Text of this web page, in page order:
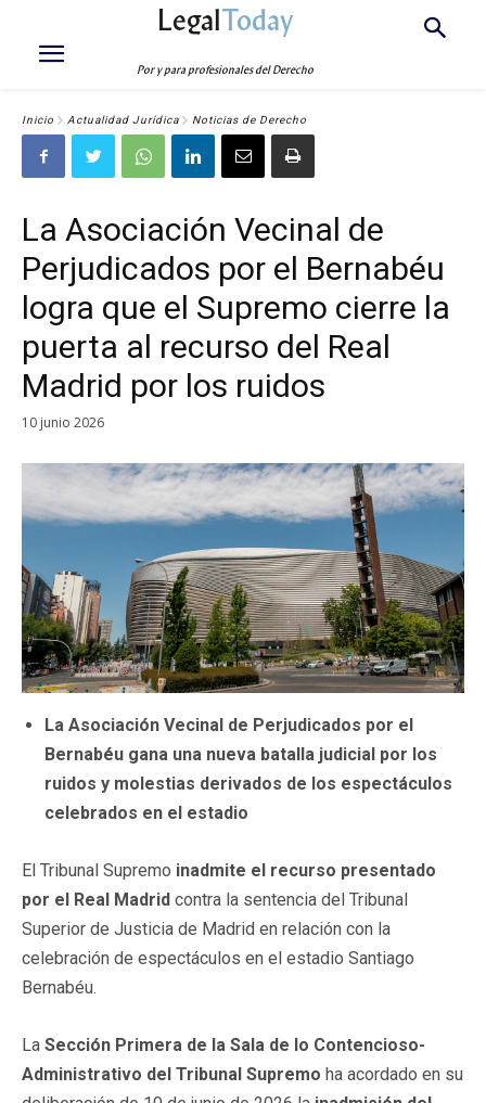
LegalToday
Por y para profesionales del Derecho
Inicio Actualidad Jurídica Noticias de Derecho
La Asociación Vecinal de
Perjudicados por el Bernabéu
logra que el Supremo cierre la
puerta al recurso del Real
Madrid por los ruidos
10 junio 2026
La Asociación Vecinal de Perjudicados por el
Bernabéu gana una nueva batalla judicial por los
ruidos y molestias derivados de los espectáculos
celebrados en el estadio
El Tribunal Supremo inadmite el recurso presentado
por el Real Madrid contra la sentencia del Tribunal
Superior de Justicia de Madrid en relación con la
celebración de espectáculos en el estadio Santiago
Bernabéu.
La Sección Primera de la Sala de lo Contencioso-
Administrativo del Tribunal Supremo ha acordado en su